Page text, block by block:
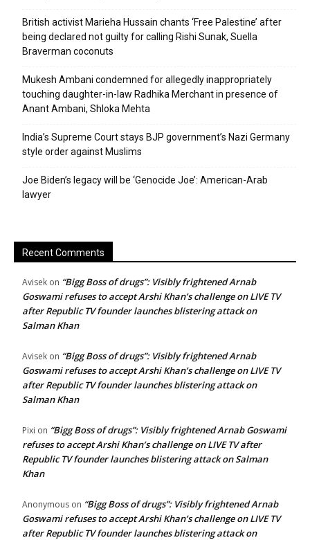
British activist Marieha Hussain chants ‘Free Palestine’ after
being declared not guilty for calling Rishi Sunak, Suella
Braverman coconuts
Mukesh Ambani condemned for allegedly inappropriately
touching daughter-in-law Radhika Merchant in presence of
Anant Ambani, Shloka Mehta
India’s Supreme Court stays BJP government’s Nazi Germany
style order against Muslims
Joe Biden’s legacy will be ‘Genocide Joe’: American-Arab
lawyer
Recent Comments
Avisek on “Bigg Boss of drugs”: Visibly frightened Arnab
Goswami refuses to accept Arshi Khan’s challenge on LIVE TV
after Republic TV founder launches blistering attack on
Salman Khan
Avisek on “Bigg Boss of drugs”: Visibly frightened Arnab
Goswami refuses to accept Arshi Khan’s challenge on LIVE TV
after Republic TV founder launches blistering attack on
Salman Khan
Pixi on “Bigg Boss of drugs”: Visibly frightened Arnab Goswami
refuses to accept Arshi Khan’s challenge on LIVE TV after
Republic TV founder launches blistering attack on Salman
Khan
Anonymous on “Bigg Boss of drugs”: Visibly frightened Arnab
Goswami refuses to accept Arshi Khan’s challenge on LIVE TV
after Republic TV founder launches blistering attack on